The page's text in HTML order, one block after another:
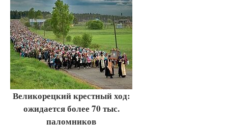
Великорецкий крестный ход:
ожидается более 70 тыс.
паломников